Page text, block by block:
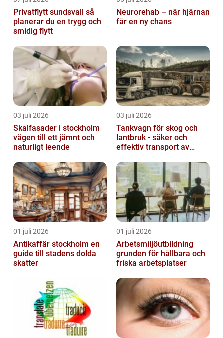
Privatflytt sundsvall så
planerar du en trygg och
smidig flytt
Neurorehab – när hjärnan
får en ny chans
03 juli 2026
Skalfasader i stockholm
vägen till ett jämnt och
naturligt leende
03 juli 2026
Tankvagn för skog och
lantbruk - säker och
effektiv transport av
01 juli 2026
Antikaffär stockholm en
guide till stadens dolda
skatter
01 juli 2026
Arbetsmiljöutbildning
grunden för hållbara och
friska arbetsplatser